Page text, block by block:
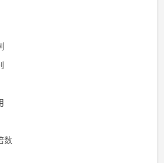
数